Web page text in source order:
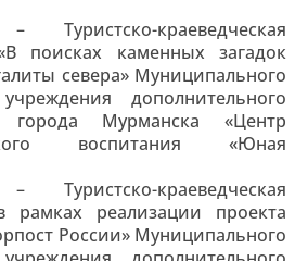
краеведческая
поисках каменных загадок
севера» Муниципального
дополнительного
города Мурманска «Центр
воспитания «Юная
краеведческая
рамках реализации проекта
России» Муниципального